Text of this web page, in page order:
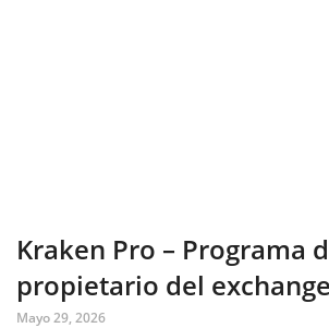
Kraken Pro – Programa
propietario del
Mayo 29, 2026